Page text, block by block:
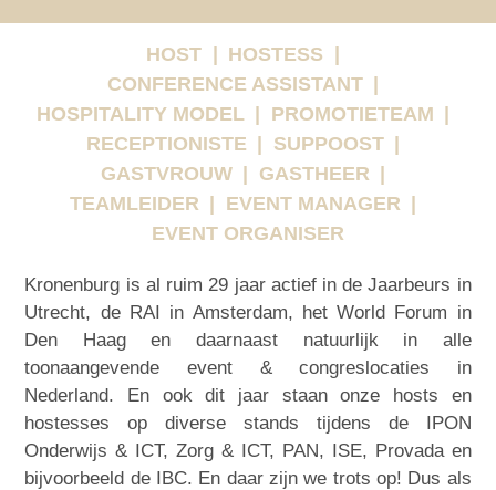
HOST
HOSTESS
CONFERENCE ASSISTANT
HOSPITALITY MODEL
PROMOTIETEAM
RECEPTIONISTE
SUPPOOST
GASTVROUW
GASTHEER
TEAMLEIDER
EVENT MANAGER
EVENT ORGANISER
Kronenburg is al ruim 29 jaar actief in de Jaarbeurs in
Utrecht, de RAI in Amsterdam, het World Forum in
Den Haag en daarnaast natuurlijk in alle
toonaangevende event & congreslocaties in
Nederland. En ook dit jaar staan onze hosts en
hostesses op diverse stands tijdens de IPON
Onderwijs & ICT, Zorg & ICT, PAN, ISE, Provada en
bijvoorbeeld de IBC. En daar zijn we trots op! Dus als